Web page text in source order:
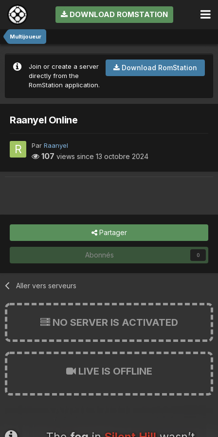
DOWNLOAD ROMSTATION
Multijoueur
Download RomStation
Join or create a server
directly from the
RomStation application.
Raanyel Online
Par Raanyel
107 views since 13 octobre 2024
Partager
Abonnés 0
Aller vers serveurs
NO SERVER IS ACTIVATED
LIVE IS OFFLINE